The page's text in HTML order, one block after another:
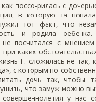
поссо-рилась с
в которую та
тот факт, что
и родила
посчитался с
каких
Г. сложилась не так,
с которым по
дочь так, чтобы
что замуж можно
у нас